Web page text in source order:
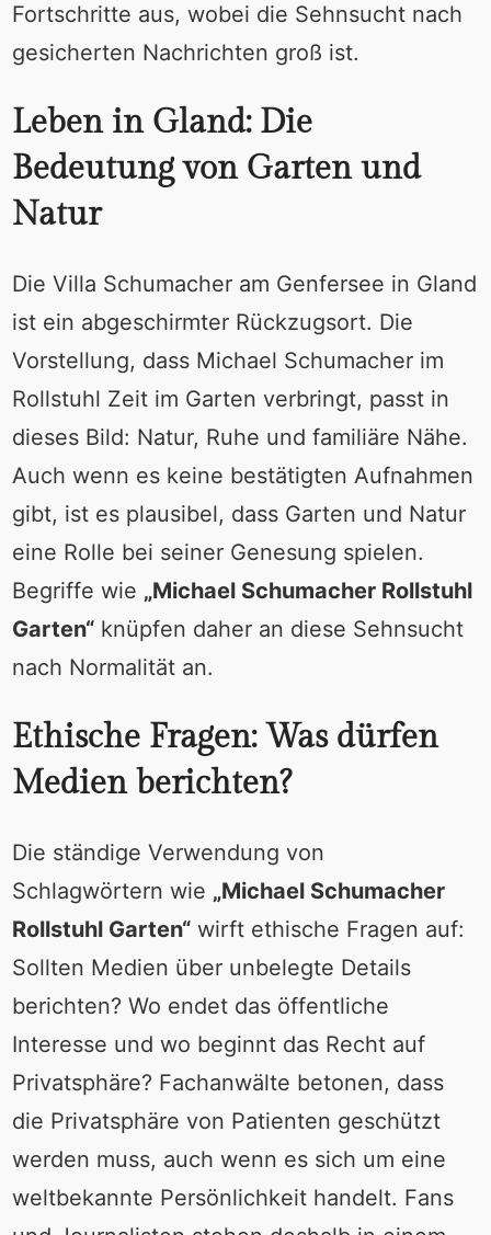
Fortschritte aus, wobei die Sehnsucht nach
gesicherten Nachrichten groß ist.
Leben in Gland: Die
Bedeutung von Garten und
Natur
Die Villa Schumacher am Genfersee in Gland
ist ein abgeschirmter Rückzugsort. Die
Vorstellung, dass Michael Schumacher im
Rollstuhl Zeit im Garten verbringt, passt in
dieses Bild: Natur, Ruhe und familiäre Nähe.
Auch wenn es keine bestätigten Aufnahmen
gibt, ist es plausibel, dass Garten und Natur
eine Rolle bei seiner Genesung spielen.
Begriffe wie „Michael Schumacher Rollstuhl
Garten“knüpfen daher an diese Sehnsucht
nach Normalität an.
Ethische Fragen: Was dürfen
Medien berichten?
Die ständige Verwendung von
Schlagwörtern wie „Michael Schumacher
Rollstuhl Garten“wirft ethische Fragen auf:
Sollten Medien über unbelegte Details
berichten? Wo endet das öffentliche
Interesse und wo beginnt das Recht auf
Privatsphäre? Fachanwälte betonen, dass
die Privatsphäre von Patienten geschützt
werden muss, auch wenn es sich um eine
weltbekannte Persönlichkeit handelt. Fans